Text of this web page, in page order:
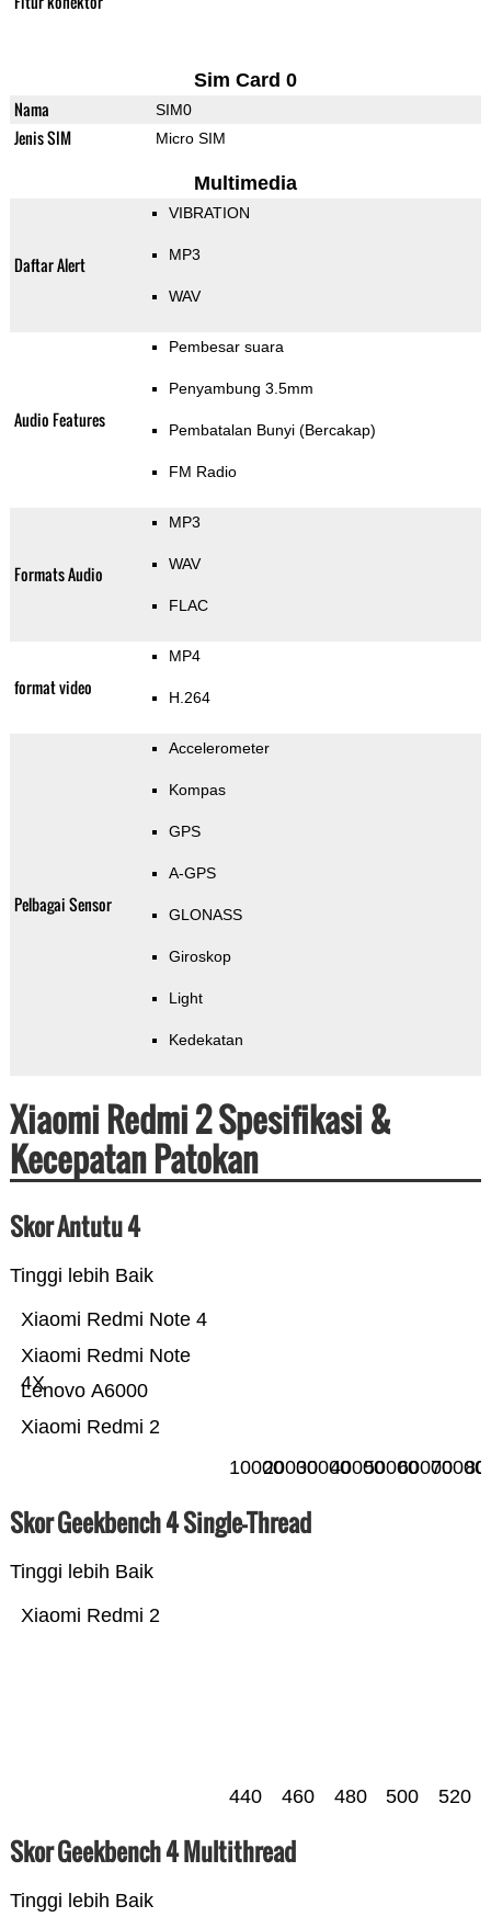
Sim Card 0
Nama SIM0
Jenis SIM Micro SIM
Multimedia
Daftar Alert
VIBRATION
MP3
WAV
Audio Features
Pembesar suara
Penyambung 3.5mm
Pembatalan Bunyi (Bercakap)
FM Radio
Formats Audio
MP3
WAV
FLAC
format video
MP4
H.264
Pelbagai Sensor
Accelerometer
Kompas
GPS
A-GPS
GLONASS
Giroskop
Light
Kedekatan
Xiaomi Redmi 2 Spesifikasi &
Kecepatan Patokan
Skor Antutu 4
Tinggi lebih Baik
Xiaomi Redmi 2
Lenovo A6000
Xiaomi Redmi Note
4X
Xiaomi Redmi Note 4
10000200003000040000500006000070000
Skor Geekbench 4 Single-Thread
Tinggi lebih Baik
Xiaomi Redmi 2
440 460 480 500 520
Skor Geekbench 4 Multithread
Tinggi lebih Baik